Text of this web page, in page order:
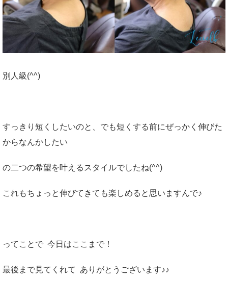
別人級(^^)
すっきり短くしたいのと、でも短くする前にぜっかく伸びた
からなんかしたい
の二つの希望を叶えるスタイルでしたね(^^)
これもちょっと伸びてきても楽しめると思いますんで♪
ってことで 今日はここまで！
最後まで見てくれて ありがとうございます♪♪